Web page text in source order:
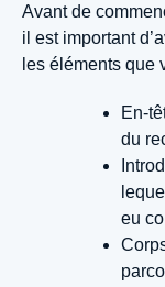
Avant de
il est important
les éléments que
En-
du
eu